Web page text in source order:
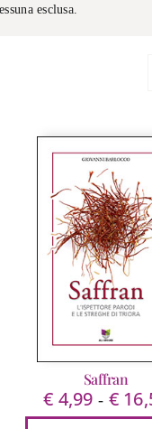
esclusa.
Saffran
€ 4,99 - €